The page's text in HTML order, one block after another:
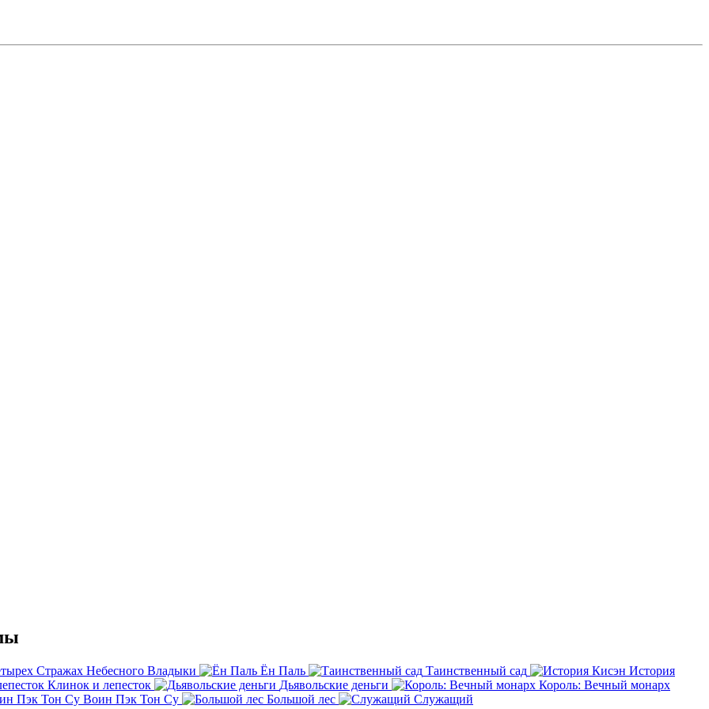
Стражах Небесного Владыки Ён Паль Таинственный сад
История
Клинок и лепесток
Дьявольские деньги
Король: Вечный монарх
Воин Пэк Тон Су
Большой лес Служащий